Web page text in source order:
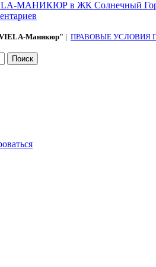
МАНИКЮР в ЖК Солнечный
Маникюр" | ПРАВОВЫЕ УСЛОВИЯ
Поиск